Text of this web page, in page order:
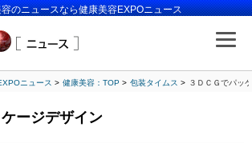
のニュースなら健康美容EXPOニュース
ニュース 健康美容：TOP 包装タイムス ３ＤＣＧでパッ
ージデザイン